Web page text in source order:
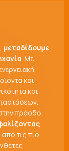
, μεταδίδουμε
. Με
και
και
πρόοδο
από τις πιο